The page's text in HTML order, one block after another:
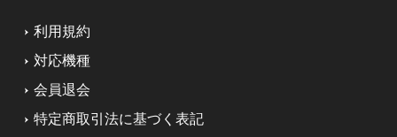
利用規約
対応機種
会員退会
特定商取引法に基づく表記